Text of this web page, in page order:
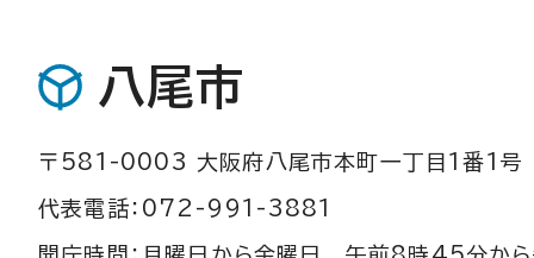
八尾市
〒581-0003 大阪府八尾市本町一丁目1番1号
代表電話：072-991-3881